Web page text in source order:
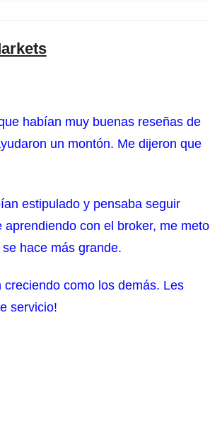
habían muy buenas reseñas de
un montón. Me dijeron que
estipulado y pensaba seguir
con el broker, me meto
hace más grande.
como los demás. Les
servicio!